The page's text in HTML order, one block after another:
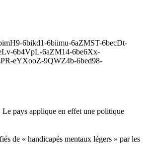
6bikd1-6biimu-6aZMST-6becDt-
6b4VpL-6aZM14-6be6Xx-
eYXooZ-9QWZ4b-6bed98-
pays applique en effet une politique
de « handicapés mentaux légers » par les